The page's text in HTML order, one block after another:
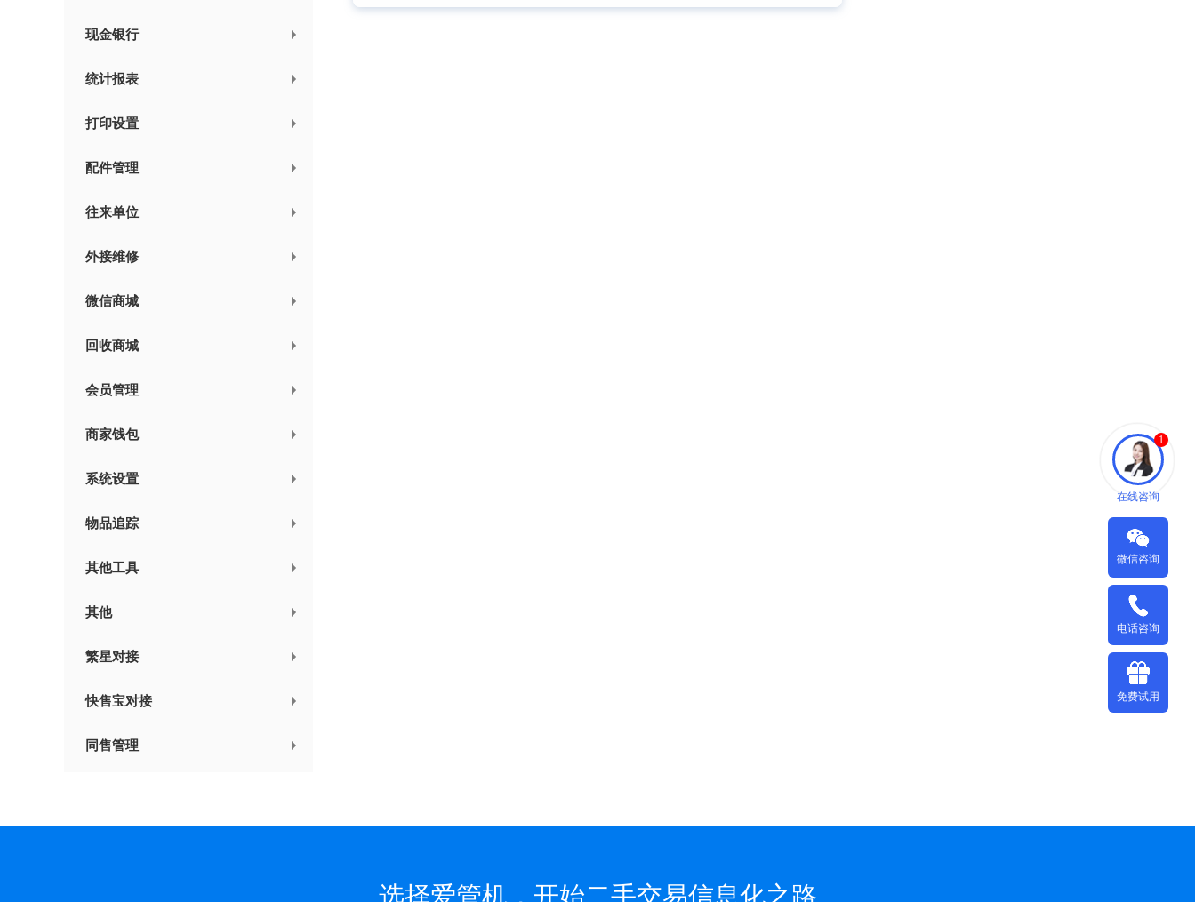
1
在线咨询
微信咨询
电话咨询
免费试用
现金银行
统计报表
打印设置
配件管理
往来单位
外接维修
微信商城
回收商城
会员管理
商家钱包
系统设置
物品追踪
其他工具
其他
繁星对接
快售宝对接
同售管理
选择爱管机，开始二手交易信息化之路